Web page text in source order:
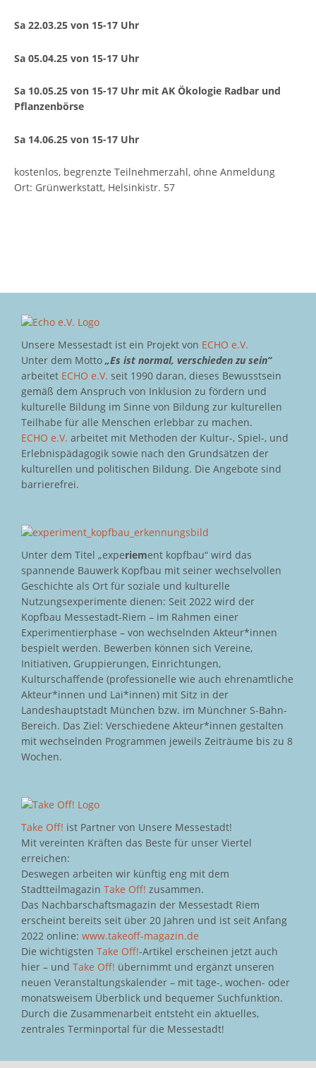
Sa 22.03.25 von 15-17 Uhr
Sa 05.04.25 von 15-17 Uhr
Sa 10.05.25 von 15-17 Uhr mit AK Ökologie Radbar und
Pflanzenbörse
Sa 14.06.25 von 15-17 Uhr
kostenlos, begrenzte Teilnehmerzahl, ohne Anmeldung
Ort: Grünwerkstatt, Helsinkistr. 57
Unsere Messestadt ist ein Projekt von ECHO e.V.
Unter dem Motto „Es ist normal, verschieden zu sein“
arbeitet ECHO e.V. seit 1990 daran, dieses Bewusstsein
gemäß dem Anspruch von Inklusion zu fördern und
kulturelle Bildung im Sinne von Bildung zur kulturellen
Teilhabe für alle Menschen erlebbar zu machen.
ECHO e.V. arbeitet mit Methoden der Kultur-, Spiel-, und
Erlebnispädagogik sowie nach den Grundsätzen der
kulturellen und politischen Bildung. Die Angebote sind
barrierefrei.
Unter dem Titel „experiement kopfbau“ wird das
spannende Bauwerk Kopfbau mit seiner wechselvollen
Geschichte als Ort für soziale und kulturelle
Nutzungsexperimente dienen: Seit 2022 wird der
Kopfbau Messestadt-Riem – im Rahmen einer
Experimentierphase – von wechselnden Akteur*innen
bespielt werden. Bewerben können sich Vereine,
Initiativen, Gruppierungen, Einrichtungen,
Kulturschaffende (professionelle wie auch ehrenamtliche
Akteur*innen und Lai*innen) mit Sitz in der
Landeshauptstadt München bzw. im Münchner S-Bahn-
Bereich. Das Ziel: Verschiedene Akteur*innen gestalten
mit wechselnden Programmen jeweils Zeiträume bis zu 8
Wochen.
Take Off! ist Partner von Unsere Messestadt!
Mit vereinten Kräften das Beste für unser Viertel
erreichen:
Deswegen arbeiten wir künftig eng mit dem
Stadtteilmagazin Take Off! zusammen.
Das Nachbarschaftsmagazin der Messestadt Riem
erscheint bereits seit über 20 Jahren und ist seit Anfang
2022 online: www.takeoff-magazin.de
Die wichtigsten Take Off!-Artikel erscheinen jetzt auch
hier – und Take Off! übernimmt und ergänzt unseren
neuen Veranstaltungskalender – mit tage-, wochen- oder
monatsweisem Überblick und bequemer Suchfunktion.
Durch die Zusammenarbeit entsteht ein aktuelles,
zentrales Terminportal für die Messestadt!